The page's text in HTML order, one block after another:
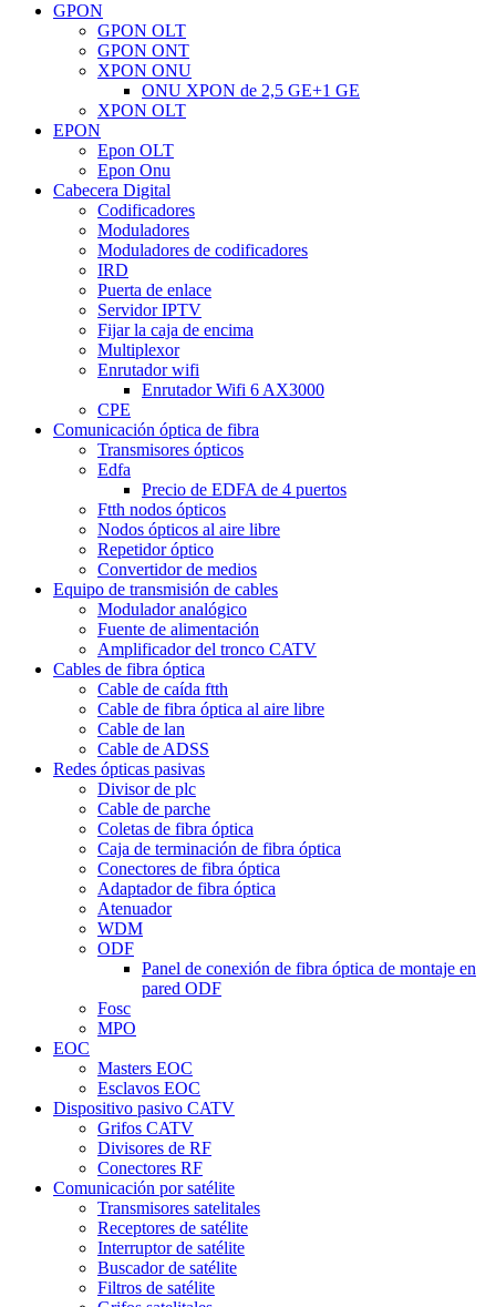
GPON
GPON OLT
GPON ONT
XPON ONU
ONU XPON de 2,5 GE+1 GE
XPON OLT
EPON
Epon OLT
Epon Onu
Cabecera Digital
Codificadores
Moduladores
Moduladores de codificadores
IRD
Puerta de enlace
Servidor IPTV
Fijar la caja de encima
Multiplexor
Enrutador wifi
Enrutador Wifi 6 AX3000
CPE
Comunicación óptica de fibra
Transmisores ópticos
Edfa
Precio de EDFA de 4 puertos
Ftth nodos ópticos
Nodos ópticos al aire libre
Repetidor óptico
Convertidor de medios
Equipo de transmisión de cables
Modulador analógico
Fuente de alimentación
Amplificador del tronco CATV
Cables de fibra óptica
Cable de caída ftth
Cable de fibra óptica al aire libre
Cable de lan
Cable de ADSS
Redes ópticas pasivas
Divisor de plc
Cable de parche
Coletas de fibra óptica
Caja de terminación de fibra óptica
Conectores de fibra óptica
Adaptador de fibra óptica
Atenuador
WDM
ODF
Panel de conexión de fibra óptica de montaje en
pared ODF
Fosc
MPO
EOC
Masters EOC
Esclavos EOC
Dispositivo pasivo CATV
Grifos CATV
Divisores de RF
Conectores RF
Comunicación por satélite
Transmisores satelitales
Receptores de satélite
Interruptor de satélite
Buscador de satélite
Filtros de satélite